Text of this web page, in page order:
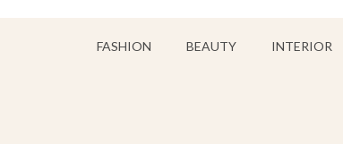
FASHION BEAUTY INTERIOR